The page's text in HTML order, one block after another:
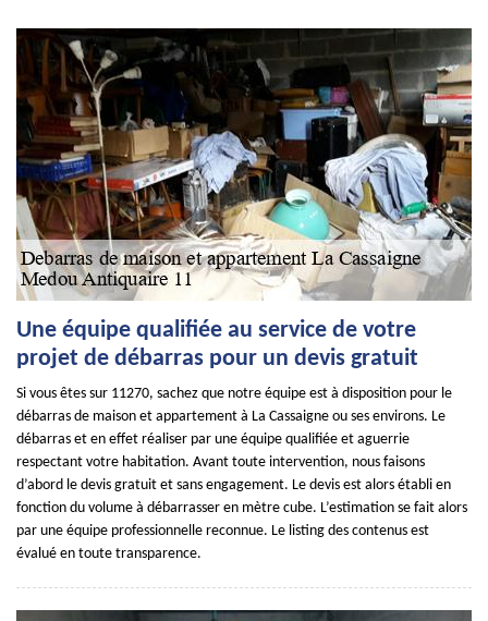
Une équipe qualifiée au service de votre
projet de débarras pour un devis gratuit
Si vous êtes sur 11270, sachez que notre équipe est à disposition pour le
débarras de maison et appartement à La Cassaigne ou ses environs. Le
débarras et en effet réaliser par une équipe qualifiée et aguerrie
respectant votre habitation. Avant toute intervention, nous faisons
d’abord le devis gratuit et sans engagement. Le devis est alors établi en
fonction du volume à débarrasser en mètre cube. L’estimation se fait alors
par une équipe professionnelle reconnue. Le listing des contenus est
évalué en toute transparence.